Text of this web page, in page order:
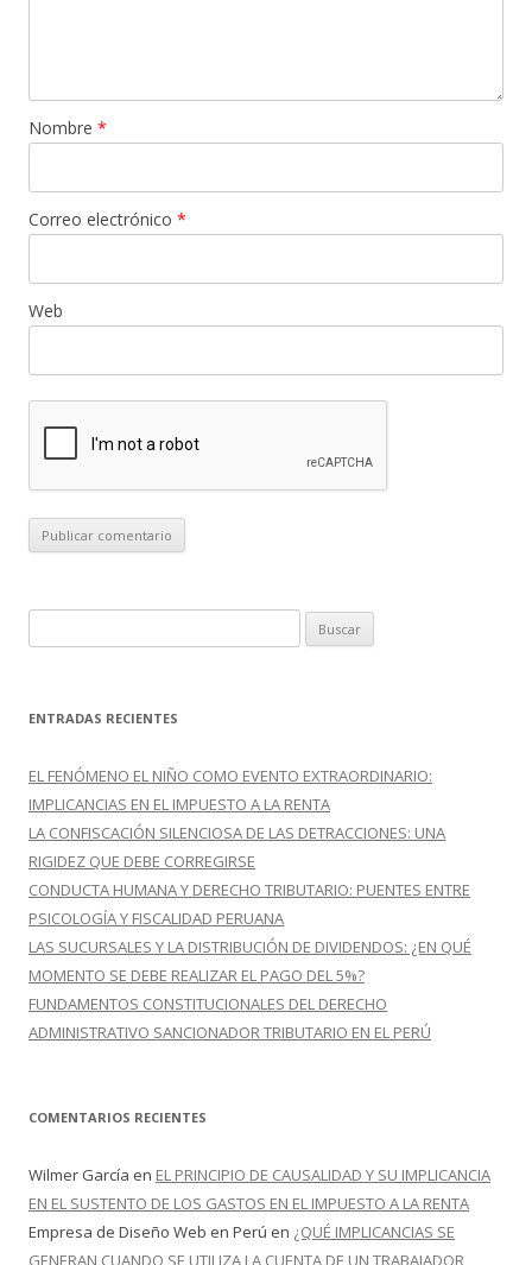
Nombre *
Correo electrónico *
Web
u
c
r
:
ENTRADAS RECIENTES
EL FENÓMENO EL NIÑO COMO EVENTO EXTRAORDINARIO:
IMPLICANCIAS EN EL IMPUESTO A LA RENTA
LA CONFISCACIÓN SILENCIOSA DE LAS DETRACCIONES: UNA
RIGIDEZ QUE DEBE CORREGIRSE
CONDUCTA HUMANA Y DERECHO TRIBUTARIO: PUENTES ENTRE
PSICOLOGÍA Y FISCALIDAD PERUANA
LAS SUCURSALES Y LA DISTRIBUCIÓN DE DIVIDENDOS: ¿EN QUÉ
MOMENTO SE DEBE REALIZAR EL PAGO DEL 5%?
FUNDAMENTOS CONSTITUCIONALES DEL DERECHO
ADMINISTRATIVO SANCIONADOR TRIBUTARIO EN EL PERÚ
COMENTARIOS RECIENTES
Wilmer García en EL PRINCIPIO DE CAUSALIDAD Y SU IMPLICANCIA
EN EL SUSTENTO DE LOS GASTOS EN EL IMPUESTO A LA RENTA
Empresa de Diseño Web en Perú en ¿QUÉ IMPLICANCIAS SE
GENERAN CUANDO SE UTILIZA LA CUENTA DE UN TRABAJADOR